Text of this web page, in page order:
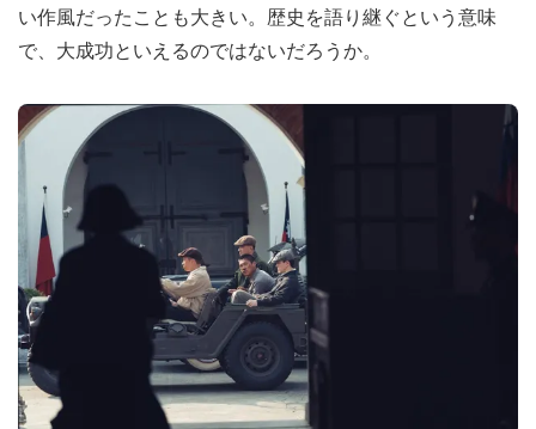
い作風だったことも大きい。歴史を語り継ぐという意味
で、大成功といえるのではないだろうか。